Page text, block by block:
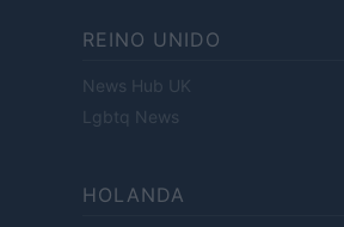
REINO UNIDO
News Hub UK
Lgbtq News
HOLANDA